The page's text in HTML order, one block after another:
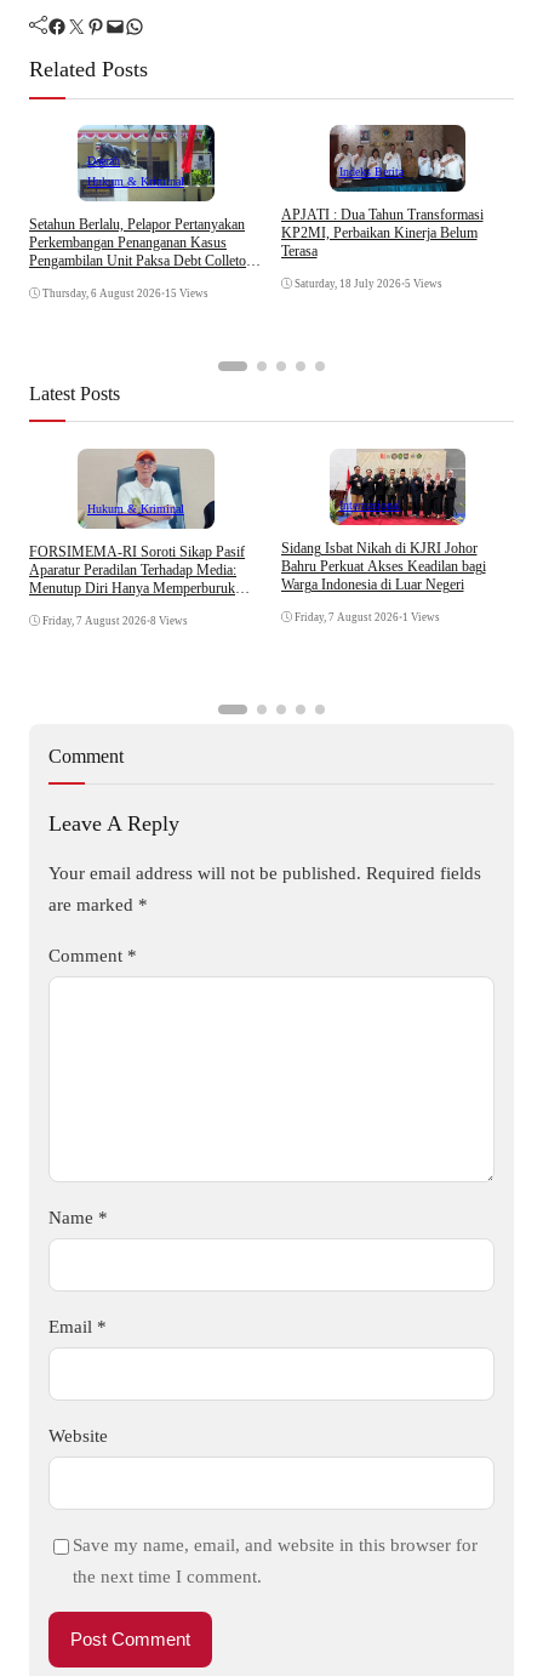
Facebook Twitter Pinterest Mail WhatsApp
Related Posts
Daerah
Hukum & Kriminal
Setahun Berlalu, Pelapor Pertanyakan
Perkembangan Penanganan Kasus
Pengambilan Unit Paksa Debt Colletor
Thursday, 6 August 2026•15 Views
Indeks Berita
APJATI : Dua Tahun Transformasi
KP2MI, Perbaikan Kinerja Belum
Terasa
Saturday, 18 July 2026•5 Views
Latest Posts
Hukum & Kriminal
​FORSIMEMA-RI Soroti Sikap Pasif
Aparatur Peradilan Terhadap Media:
Menutup Diri Hanya Memperburuk
Friday, 7 August 2026•8 Views
Internasional
Sidang Isbat Nikah di KJRI Johor
Bahru Perkuat Akses Keadilan bagi
Warga Indonesia di Luar Negeri
Friday, 7 August 2026•1 Views
Comment
Leave A Reply
Your email address will not be published. Required fields
are marked *
Comment *
Name *
Email *
Website
Save my name, email, and website in this browser for
the next time I comment.